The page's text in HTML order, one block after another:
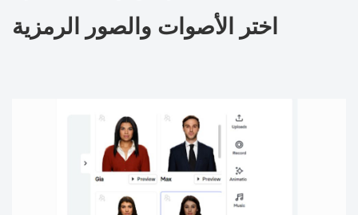
اختر الأصوات والصور الرمزية